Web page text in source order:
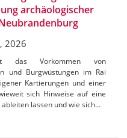
archäologischer
2026
das Vorkommen von
und Burgwüstungen im Rai
Kartierungen und einer
sich Hinweise auf eine
lassen und wie sich…